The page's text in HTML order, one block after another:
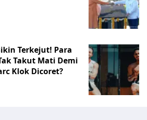
Terkejut! Para
Takut Mati Demi
Klok Dicoret?